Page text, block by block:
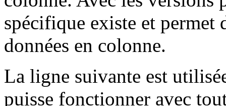
spécifique existe et permet
données en colonne.
La ligne suivante est
puisse fonctionner avec